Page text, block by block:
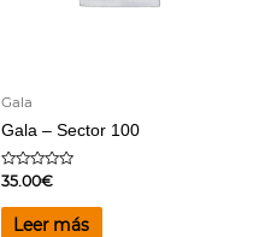
Gala
Gala – Sector 100
Valorado
0
35.00€
Leer más